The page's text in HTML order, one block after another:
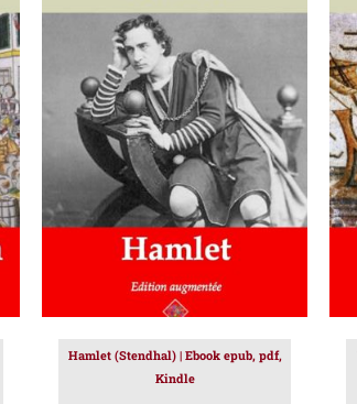
AJOUTER AU PANIER
/
DÉTAILS
Hamlet (Stendhal) | Ebook epub, pdf,
Kindle